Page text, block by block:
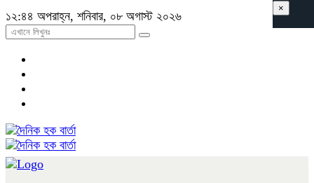
১২:৪৪ অপরাহ্ন, শনিবার, ০৮ অগাস্ট ২০২৬
×